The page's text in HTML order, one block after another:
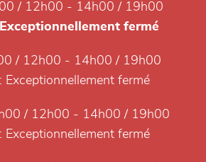
/ 12h00 - 14h00 / 19h00
Exceptionnellement fermé
/ 12h00 - 14h00 / 19h00
Exceptionnellement fermé
/ 12h00 - 14h00 / 19h00
Exceptionnellement fermé